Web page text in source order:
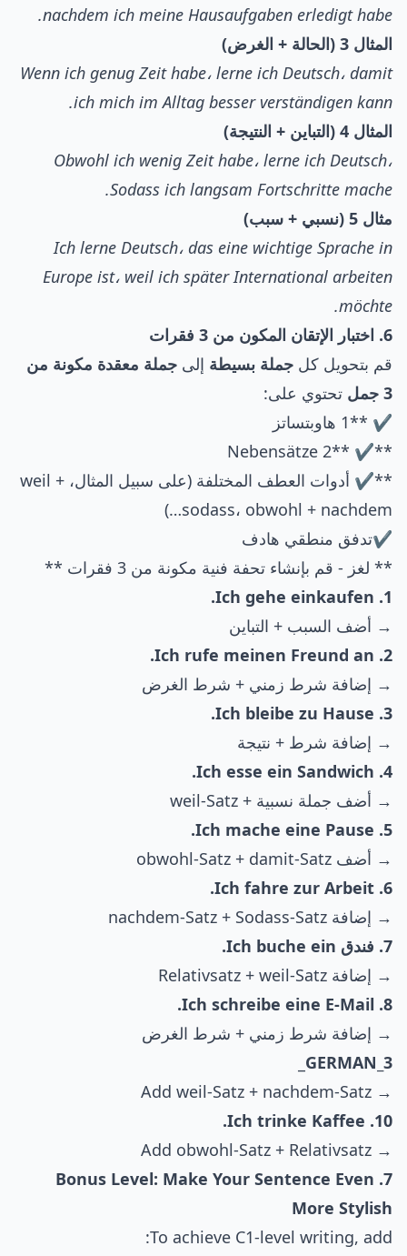
nachdem ich meine Hausaufgaben erledigt habe.
المثال 3 (الحالة + الغرض)
Wenn ich genug Zeit habe، lerne ich Deutsch، damit
ich mich im Alltag besser verständigen kann.
المثال 4 (التباين + النتيجة)
Obwohl ich wenig Zeit habe، lerne ich Deutsch،
Sodass ich langsam Fortschritte mache.
مثال 5 (نسبي + سبب)
Ich lerne Deutsch، das eine wichtige Sprache in
Europe ist، weil ich später International arbeiten
möchte.
6. اختبار الإتقان المكون من 3 فقرات
قم بتحويل كل جملة بسيطة إلى جملة معقدة مكونة من
3 جمل
تحتوي على:
✔ **1 هاوبتساتز
**✔ **2 Nebensätze
**✔ أدوات العطف المختلفة (على سبيل المثال، weil +
sodass، obwohl + nachdem…)
✔تدفق منطقي هادف
** لغز - قم بإنشاء تحفة فنية مكونة من 3 فقرات **
1. Ich gehe einkaufen.
→ أضف السبب + التباين
2. Ich rufe meinen Freund an.
→ إضافة شرط زمني + شرط الغرض
3. Ich bleibe zu Hause.
→ إضافة شرط + نتيجة
4. Ich esse ein Sandwich.
→ أضف جملة نسبية + weil-Satz
5. Ich mache eine Pause.
→ أضف obwohl-Satz + damit-Satz
6. Ich fahre zur Arbeit.
→ إضافة nachdem-Satz + Sodass-Satz
7. فندق Ich buche ein.
→ إضافة Relativsatz + weil-Satz
8. Ich schreibe eine E-Mail.
→ إضافة شرط زمني + شرط الغرض
GERMAN_3
→ Add weil-Satz + nachdem-Satz
10. Ich trinke Kaffee.
→ Add obwohl-Satz + Relativsatz
7. Bonus Level: Make Your Sentence Even
More Stylish
To achieve C1-level writing, add: